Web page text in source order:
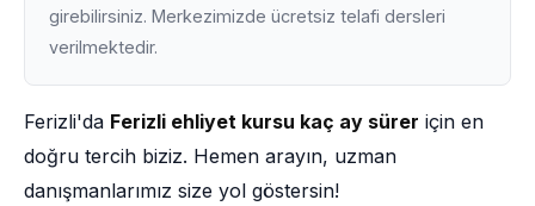
girebilirsiniz. Merkezimizde ücretsiz telafi dersleri
verilmektedir.
Ferizli'da Ferizli ehliyet kursu kaç ay sürer için en
doğru tercih biziz. Hemen arayın, uzman
danışmanlarımız size yol göstersin!